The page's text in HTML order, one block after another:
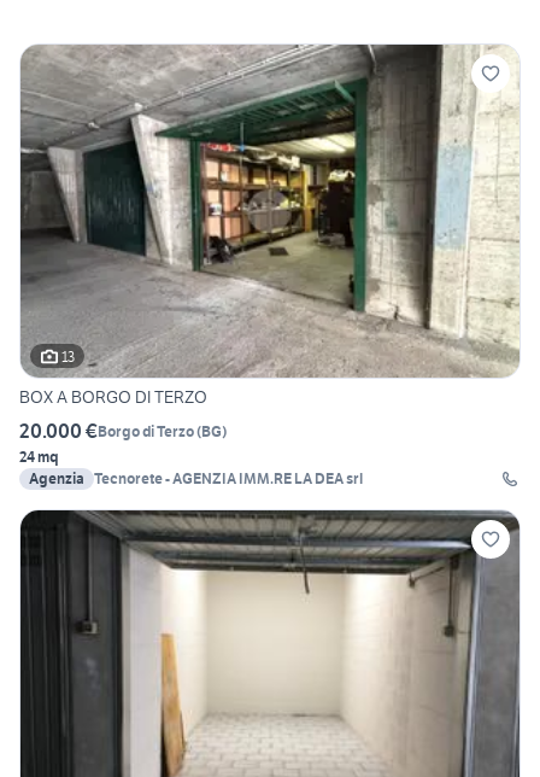
13
BOX A BORGO DI TERZO
20.000 €Borgo di Terzo(BG)
24 mq
Agenzia Tecnorete - AGENZIA IMM.RE LA DEA srl